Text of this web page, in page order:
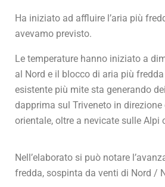
Ha iniziato ad affluire l’aria più
avevamo previsto.
Le temperature hanno iniziato a
al Nord e il blocco di aria più
esistente più mite sta generando
dapprima sul Triveneto in direzione
orientale, oltre a nevicate sulle Alpi
Nell’elaborato si può notare
fredda, sospinta da venti di Nord /